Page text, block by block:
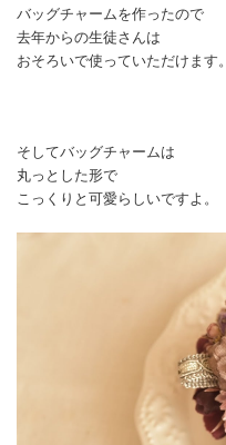
バッグチャームを作ったので
去年からの生徒さんは
おそろいで使っていただけます。
そしてバッグチャームは
丸っとした形で
こっくりと可愛らしいですよ。